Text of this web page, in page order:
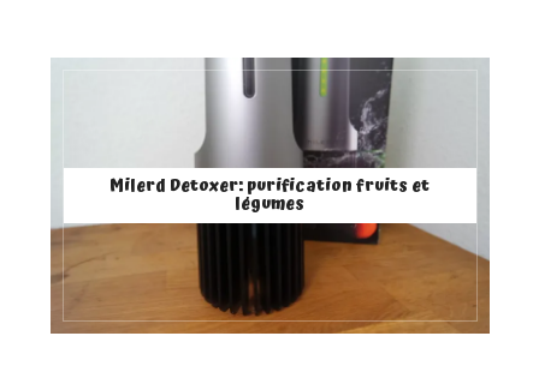
Milerd Detoxer: purification fruits et
légumes